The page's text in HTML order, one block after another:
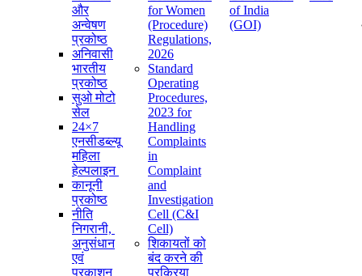
और
अन्वेषण
प्रकोष्ठ
अनिवासी
भारतीय
प्रकोष्ठ
सुओ मोटो
सेल
24×7
एनसीडब्ल्यू
महिला
हेल्पलाइन
कानूनी
प्रकोष्ठ
नीति
निगरानी, ​​
अनुसंधान
एवं
प्रकाशन
for Women
(Procedure)
Regulations,
2026
Standard
Operating
Procedures,
2023 for
Handling
Complaints
in
Complaint
and
Investigation
Cell (C&I
Cell)
शिकायतों को
बंद करने की
प्रक्रिया
of India
(GOI)